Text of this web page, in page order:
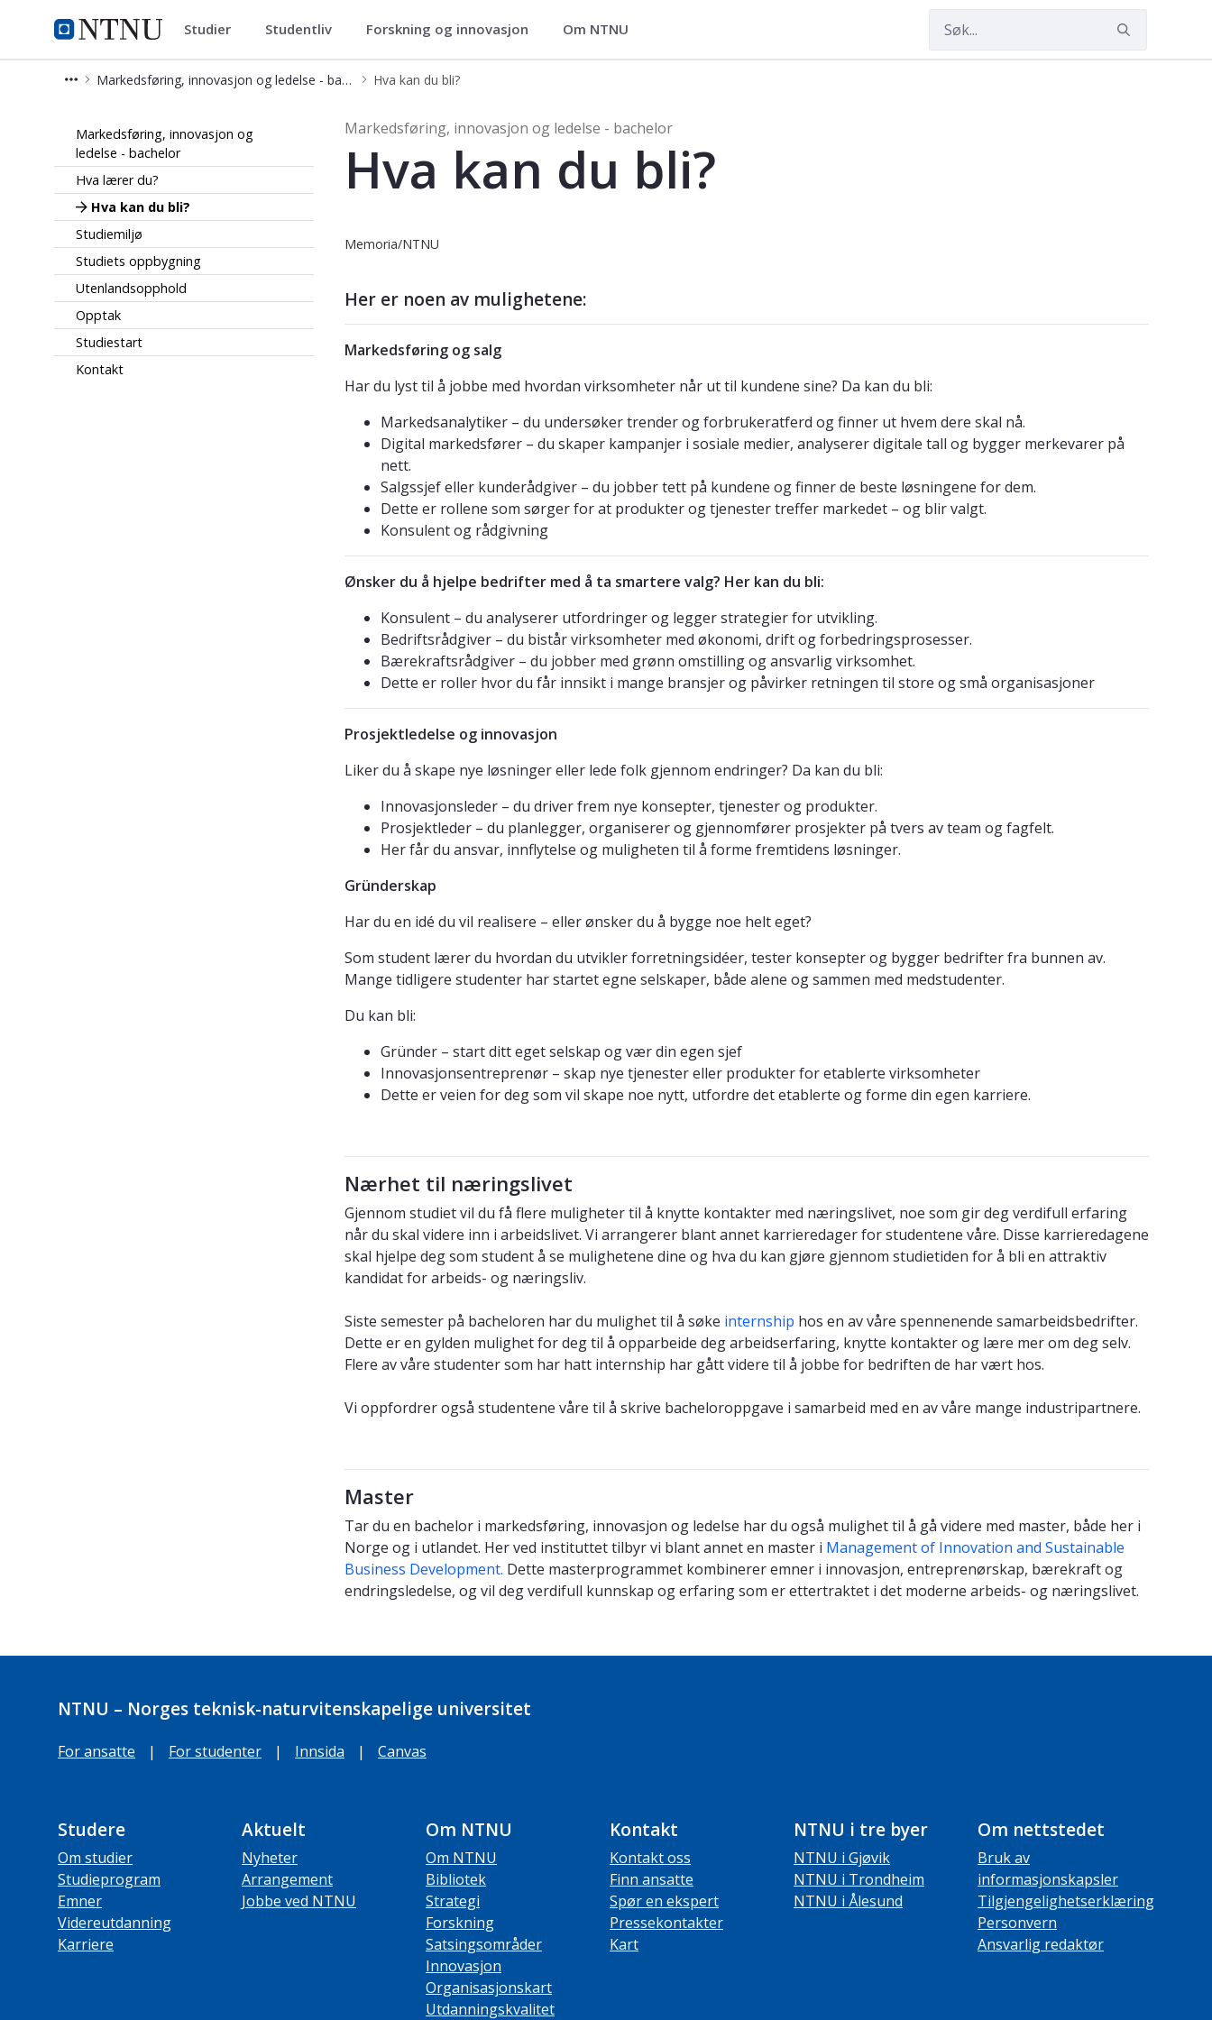
NTNU Hjemmeside
Markedsføring, innovasjon og ledelse - bachelor
Studier Studentliv Forskning og innovasjon Om NTNU
Markedsføring, innovasjon og ledelse - bachelor Hva kan du bli?
Markedsføring, innovasjon og
ledelse - bachelor
Hva lærer du?
Hva kan du bli?
Studiemiljø
Studiets oppbygning
Utenlandsopphold
Opptak
Studiestart
Kontakt
Markedsføring, innovasjon og ledelse - bachelor
Hva kan du bli?
Memoria/NTNU
Her er noen av mulighetene:
Markedsføring og salg
Har du lyst til å jobbe med hvordan virksomheter når ut til kundene sine? Da kan du bli:
Markedsanalytiker – du undersøker trender og forbrukeratferd og finner ut hvem dere skal nå.
Digital markedsfører – du skaper kampanjer i sosiale medier, analyserer digitale tall og bygger merkevarer på
nett.
Salgssjef eller kunderådgiver – du jobber tett på kundene og finner de beste løsningene for dem.
Dette er rollene som sørger for at produkter og tjenester treffer markedet – og blir valgt.
Konsulent og rådgivning
Ønsker du å hjelpe bedrifter med å ta smartere valg? Her kan du bli:
Konsulent – du analyserer utfordringer og legger strategier for utvikling.
Bedriftsrådgiver – du bistår virksomheter med økonomi, drift og forbedringsprosesser.
Bærekraftsrådgiver – du jobber med grønn omstilling og ansvarlig virksomhet.
Dette er roller hvor du får innsikt i mange bransjer og påvirker retningen til store og små organisasjoner
Prosjektledelse og innovasjon
Liker du å skape nye løsninger eller lede folk gjennom endringer? Da kan du bli:
Innovasjonsleder – du driver frem nye konsepter, tjenester og produkter.
Prosjektleder – du planlegger, organiserer og gjennomfører prosjekter på tvers av team og fagfelt.
Her får du ansvar, innflytelse og muligheten til å forme fremtidens løsninger.
Gründerskap
Har du en idé du vil realisere – eller ønsker du å bygge noe helt eget?
Som student lærer du hvordan du utvikler forretningsidéer, tester konsepter og bygger bedrifter fra bunnen av.
Mange tidligere studenter har startet egne selskaper, både alene og sammen med medstudenter.
Du kan bli:
Gründer – start ditt eget selskap og vær din egen sjef
Innovasjonsentreprenør – skap nye tjenester eller produkter for etablerte virksomheter
Dette er veien for deg som vil skape noe nytt, utfordre det etablerte og forme din egen karriere.
Nærhet til næringslivet
Gjennom studiet vil du få flere muligheter til å knytte kontakter med næringslivet, noe som gir deg verdifull erfaring
når du skal videre inn i arbeidslivet. Vi arrangerer blant annet karrieredager for studentene våre. Disse karrieredagene
skal hjelpe deg som student å se mulighetene dine og hva du kan gjøre gjennom studietiden for å bli en attraktiv
kandidat for arbeids- og næringsliv.
Siste semester på bacheloren har du mulighet til å søke internship hos en av våre spennenende samarbeidsbedrifter.
Dette er en gylden mulighet for deg til å opparbeide deg arbeidserfaring, knytte kontakter og lære mer om deg selv.
Flere av våre studenter som har hatt internship har gått videre til å jobbe for bedriften de har vært hos.
Vi oppfordrer også studentene våre til å skrive bacheloroppgave i samarbeid med en av våre mange industripartnere.
Master
Tar du en bachelor i markedsføring, innovasjon og ledelse har du også mulighet til å gå videre med master, både her i
Norge og i utlandet. Her ved instituttet tilbyr vi blant annet en master i Management of Innovation and Sustainable
Business Development. Dette masterprogrammet kombinerer emner i innovasjon, entreprenørskap, bærekraft og
endringsledelse, og vil deg verdifull kunnskap og erfaring som er ettertraktet i det moderne arbeids- og næringslivet.
NTNU – Norges teknisk-naturvitenskapelige universitet
For ansatte | For studenter | Innsida | Canvas
Studere
Om studier
Studieprogram
Emner
Videreutdanning
Karriere
Aktuelt
Nyheter
Arrangement
Jobbe ved NTNU
Om NTNU
Om NTNU
Bibliotek
Strategi
Forskning
Satsingsområder
Innovasjon
Organisasjonskart
Utdanningskvalitet
Kontakt
Kontakt oss
Finn ansatte
Spør en ekspert
Pressekontakter
Kart
NTNU i tre byer
NTNU i Gjøvik
NTNU i Trondheim
NTNU i Ålesund
Om nettstedet
Bruk av
informasjonskapsler
Tilgjengelighetserklæring
Personvern
Ansvarlig redaktør